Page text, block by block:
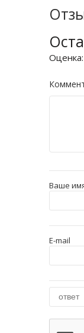
Оценка:
Ваше
E-mail